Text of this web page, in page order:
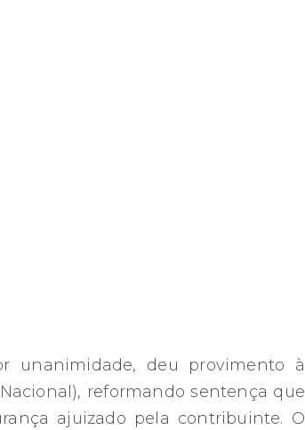
unanimidade, deu provimento à
reformando sentença que
ajuizado pela contribuinte. O